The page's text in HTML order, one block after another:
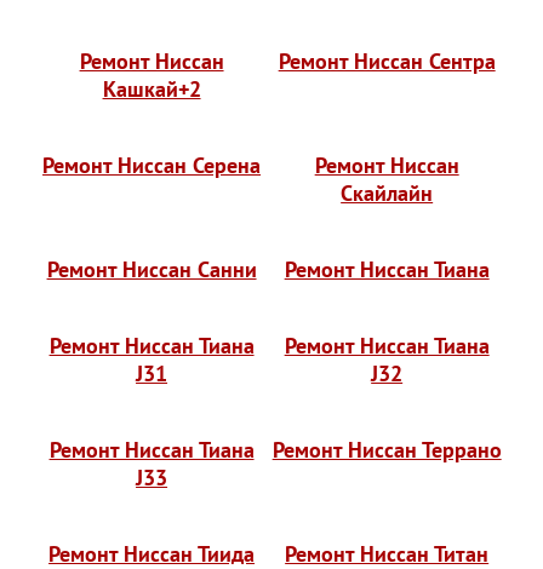
Ремонт Ниссан
Кашкай+2
Ремонт Ниссан Сентра
Ремонт Ниссан Серена
Ремонт Ниссан
Скайлайн
Ремонт Ниссан Санни Ремонт Ниссан Тиана
Ремонт Ниссан Тиана
J31
Ремонт Ниссан Тиана
J32
Ремонт Ниссан Тиана
J33
Ремонт Ниссан Террано
Ремонт Ниссан Тиида Ремонт Ниссан Титан